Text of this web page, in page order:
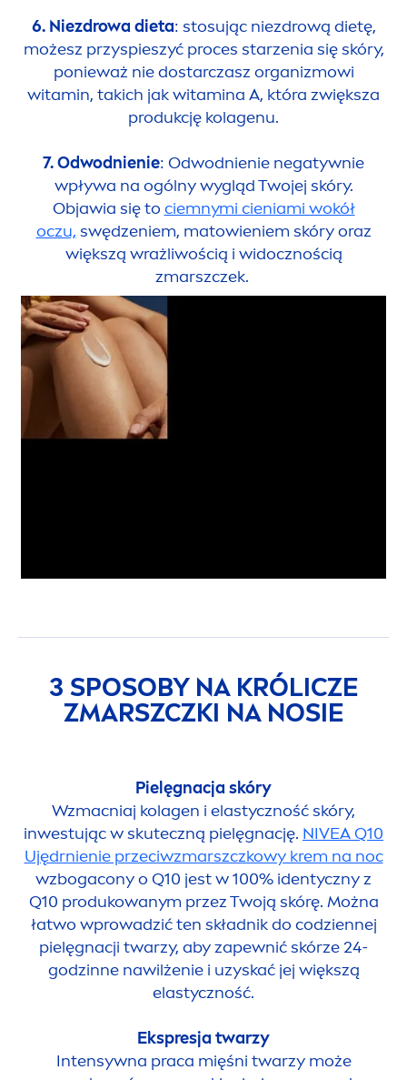
6. Niezdrowa dieta: stosując niezdrową dietę,
możesz przyspieszyć proces starzenia się skóry,
ponieważ nie dostarczasz organizmowi
witamin, takich jak witamina A, która zwiększa
produkcję kolagenu.
7. Odwodnienie: Odwodnienie negatywnie
wpływa na ogólny wygląd Twojej skóry.
Objawia się to ciemnymi cieniami wokół
oczu, swędzeniem, matowieniem skóry oraz
większą wrażliwością i widocznością
zmarszczek.
3 SPOSOBY NA KRÓLICZE
ZMARSZCZKI NA NOSIE
Pielęgnacja skóry
Wzmacniaj kolagen i elastyczność skóry,
inwestując w skuteczną pielęgnację. NIVEAQ10
Ujędrnienie przeciwzmarszczkowy krem na noc
wzbogacony o Q10 jest w 100% identyczny z
Q10 produkowanym przez Twoją skórę. Można
łatwo wprowadzić ten składnik do codziennej
pielęgnacji twarzy, aby zapewnić skórze 24-
godzinne nawilżenie i uzyskać jej większą
elastyczność.
Ekspresja twarzy
Intensywna praca mięśni twarzy może